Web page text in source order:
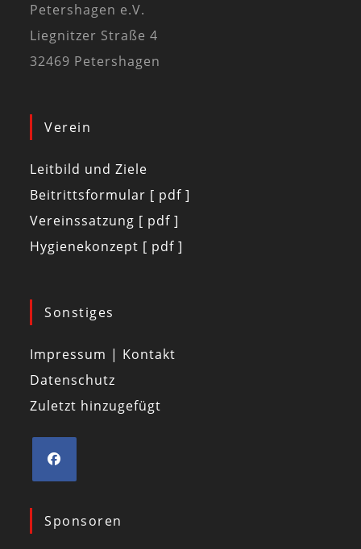
Petershagen e.V.
Liegnitzer Straße 4
32469 Petershagen
Verein
Leitbild und Ziele
Beitrittsformular [ pdf ]
Vereinssatzung [ pdf ]
Hygienekonzept [ pdf ]
Sonstiges
Impressum | Kontakt
Datenschutz
Zuletzt hinzugefügt
Sponsoren